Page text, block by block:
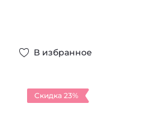
В избранное
Скидка 23%